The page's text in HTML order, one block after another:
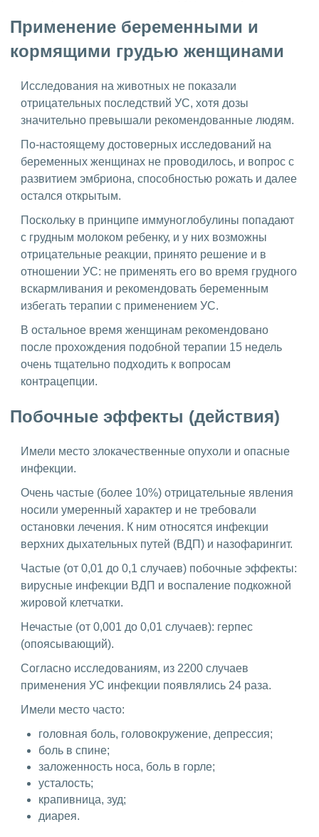
Применение беременными и
кормящими грудью женщинами
Исследования на животных не показали
отрицательных последствий УС, хотя дозы
значительно превышали рекомендованные людям.
По-настоящему достоверных исследований на
беременных женщинах не проводилось, и вопрос с
развитием эмбриона, способностью рожать и далее
остался открытым.
Поскольку в принципе иммуноглобулины попадают
с грудным молоком ребенку, и у них возможны
отрицательные реакции, принято решение и в
отношении УС: не применять его во время грудного
вскармливания и рекомендовать беременным
избегать терапии с применением УС.
В остальное время женщинам рекомендовано
после прохождения подобной терапии 15 недель
очень тщательно подходить к вопросам
контрацепции.
Побочные эффекты (действия)
Имели место злокачественные опухоли и опасные
инфекции.
Очень частые (более 10%) отрицательные явления
носили умеренный характер и не требовали
остановки лечения. К ним относятся инфекции
верхних дыхательных путей (ВДП) и назофарингит.
Частые (от 0,01 до 0,1 случаев) побочные эффекты:
вирусные инфекции ВДП и воспаление подкожной
жировой клетчатки.
Нечастые (от 0,001 до 0,01 случаев): герпес
(опоясывающий).
Согласно исследованиям, из 2200 случаев
применения УС инфекции появлялись 24 раза.
Имели место часто:
головная боль, головокружение, депрессия;
боль в спине;
заложенность носа, боль в горле;
усталость;
крапивница, зуд;
диарея.